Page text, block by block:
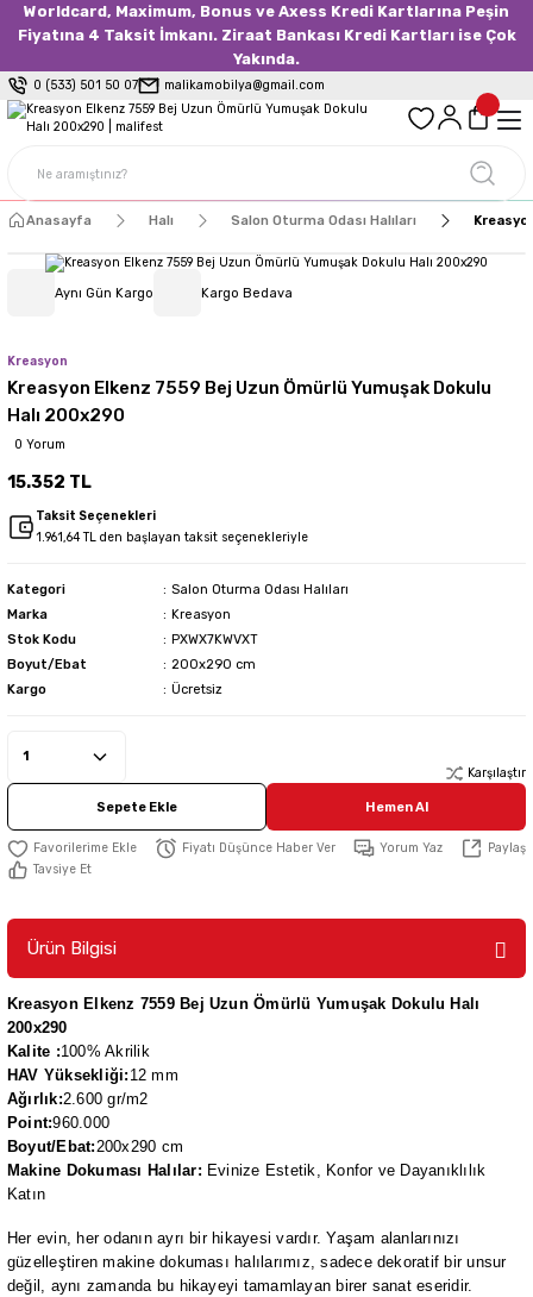
Worldcard, Maximum, Bonus ve Axess Kredi Kartlarına Peşin
Fiyatına 4 Taksit İmkanı. Ziraat Bankası Kredi Kartları ise Çok
Yakında.
0 (533) 501 50 07 malikamobilya@gmail.com
Anasayfa Halı Salon Oturma Odası Halıları
Aynı Gün Kargo Kargo Bedava
Kreasyon
Kreasyon Elkenz 7559 Bej Uzun Ömürlü Yumuşak Dokulu
Halı 200x290
0 Yorum
15.352 TL
Taksit Seçenekleri
1.961,64 TL den başlayan taksit seçenekleriyle
Kategori
Salon Oturma Odası Halıları
Marka
Kreasyon
Stok Kodu
PXWX7KWVXT
Boyut/Ebat
200x290 cm
Kargo
Ücretsiz
Karşılaştır
Sepete Ekle Hemen Al
Fiyatı Düşünce Haber Ver Yorum Yaz
Paylaş
Tavsiye Et
Ürün Bilgisi
Kreasyon Elkenz 7559 Bej Uzun Ömürlü Yumuşak Dokulu Halı
200x290
Kalite :100% Akrilik
HAV Yüksekliği: 12 mm
Ağırlık:2.600 gr/m2
Point:960.000
Boyut/Ebat:200x290 cm
Makine Dokuması Halılar: Evinize Estetik, Konfor ve Dayanıklılık
Katın
Her evin, her odanın ayrı bir hikayesi vardır. Yaşam alanlarınızı
güzelleştiren makine dokuması halılarımız, sadece dekoratif bir unsur
değil, aynı zamanda bu hikayeyi tamamlayan birer sanat eseridir.